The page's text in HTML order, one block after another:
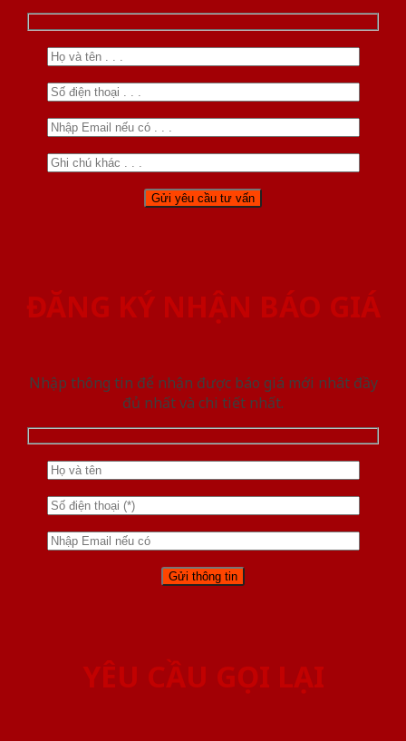
ĐĂNG KÝ NHẬN BÁO GIÁ
Nhập thông tin để nhận được báo giá mới nhât đầy
đủ nhất và chi tiết nhất.
YÊU CẦU GỌI LẠI